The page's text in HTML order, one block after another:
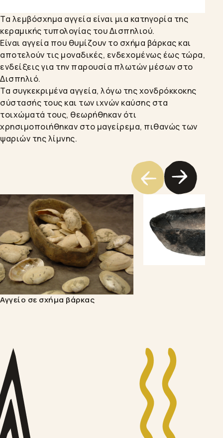
Τα λεμβόσχημα αγγεία είναι μια κατηγορία της
κεραμικής τυπολογίας του Δισπηλιού.
Είναι αγγεία που θυμίζουν το σχήμα βάρκας και
αποτελούν τις μοναδικές, ενδεχομένως έως τώρα,
ενδείξεις για την παρουσία πλωτών μέσων στο
Δισπηλιό.
Τα συγκεκριμένα αγγεία, λόγω της χονδρόκκοκης
σύστασής τους και των ιχνών καύσης στα
τοιχώματά τους, θεωρήθηκαν ότι
χρησιμοποιήθηκαν στο μαγείρεμα, πιθανώς των
ψαριών της λίμνης.
Αγγείο σε σχήμα βάρκας